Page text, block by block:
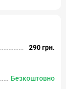
290 грн.
Безкоштовно